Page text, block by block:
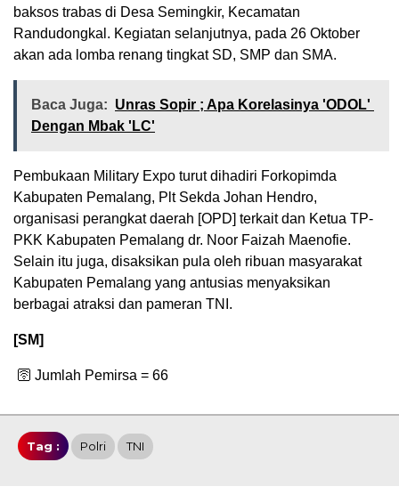
baksos trabas di Desa Semingkir, Kecamatan
Randudongkal. Kegiatan selanjutnya, pada 26 Oktober
akan ada lomba renang tingkat SD, SMP dan SMA.
Baca Juga: Unras Sopir ; Apa Korelasinya 'ODOL'
Dengan Mbak 'LC'
Pembukaan Military Expo turut dihadiri Forkopimda
Kabupaten Pemalang, Plt Sekda Johan Hendro,
organisasi perangkat daerah [OPD] terkait dan Ketua TP-
PKK Kabupaten Pemalang dr. Noor Faizah Maenofie.
Selain itu juga, disaksikan pula oleh ribuan masyarakat
Kabupaten Pemalang yang antusias menyaksikan
berbagai atraksi dan pameran TNI.
[SM]
🛜 Jumlah Pemirsa = 66
Tag : Polri TNI